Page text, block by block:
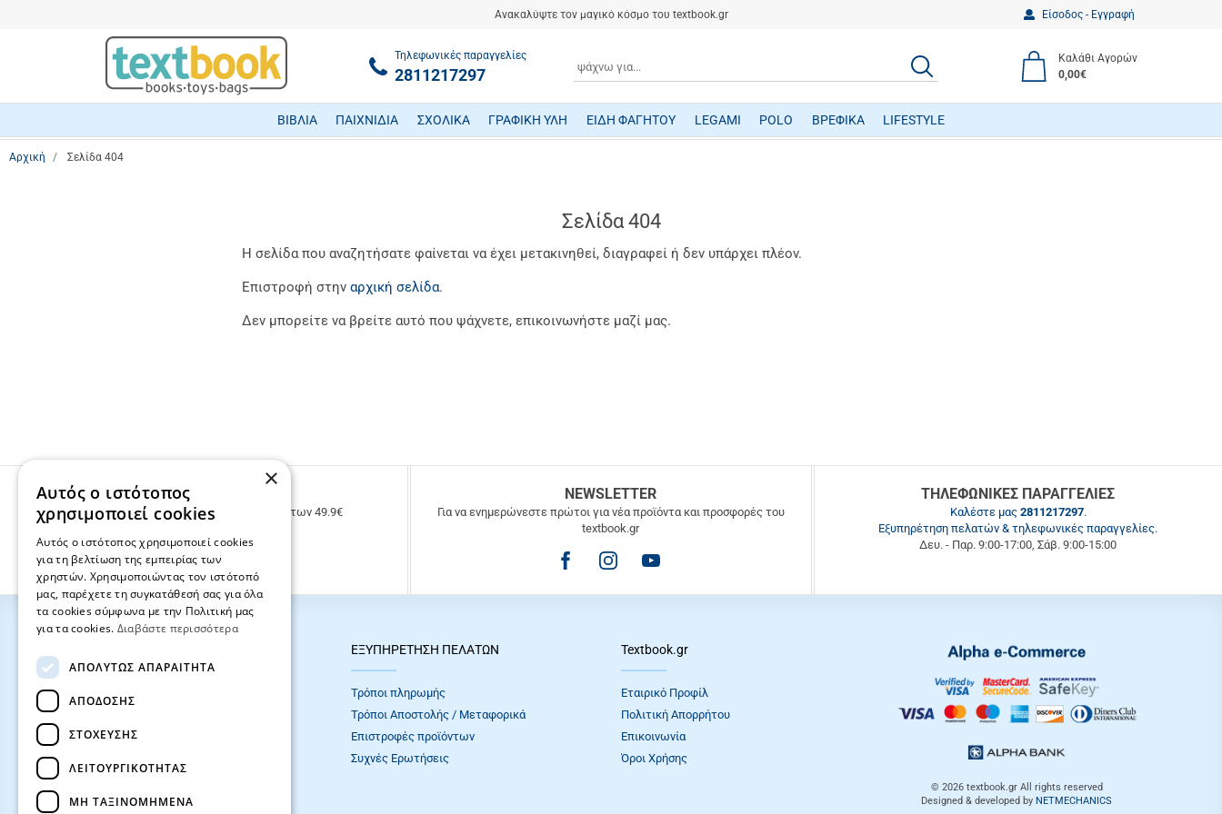
Ανακαλύψτε τον μαγικό κόσμο του textbook.gr Είσοδος - Εγγραφή
Τηλεφωνικές παραγγελίες
2811217297
ΑΝΑΖΗΤΗΣΗ
Καλάθι Αγορών
0,00€
ΒΙΒΛΙΑ ΠΑΙΧΝΙΔΙΑ ΣΧΟΛΙΚΑ ΓΡΑΦΙΚΗ ΥΛΗ ΕΙΔΗ ΦΑΓΗΤΟΥ LEGAMI POLO ΒΡΕΦΙΚΑ LIFESTYLE
Αρχική Σελίδα 404
Σελίδα 404
Η σελίδα που αναζητήσατε φαίνεται να έχει μετακινηθεί, διαγραφεί ή δεν υπάρχει πλέον.
Επιστροφή στην αρχική σελίδα.
Δεν μπορείτε να βρείτε αυτό που ψάχνετε, επικοινωνήστε μαζί μας.
ΔΩΡΕΑΝ ΜΕΤΑΦΟΡΙΚΑ
Δωρεάν μεταφορικά για παραγγελίες άνω των 49.9€
NEWSLETTER
Για να ενημερώνεστε πρώτοι για νέα προϊόντα και προσφορές του
textbook.gr
ΤΗΛΕΦΩΝΙΚΕΣ ΠΑΡΑΓΓΕΛΙΕΣ
Καλέστε μας 2811217297.
Εξυπηρέτηση πελατών & τηλεφωνικές παραγγελίες.
Δευ. - Παρ. 9:00-17:00, Σάβ. 9:00-15:00
ΕΞΥΠΗΡΕΤΗΣΗ ΠΕΛΑΤΩΝ
Τρόποι πληρωμής
Τρόποι Αποστολής / Μεταφορικά
Επιστροφές προϊόντων
Συχνές Eρωτήσεις
Textbook.gr
Εταιρικό Προφίλ
Πολιτική Απορρήτου
Επικοινωνία
Όροι Xρήσης
© 2026 textbook.grAll rights reserved
Designed & developed by NETMECHANICS
×
Αυτός ο ιστότοπος
χρησιμοποιεί cookies
Αυτός ο ιστότοπος χρησιμοποιεί cookies
για τη βελτίωση της εμπειρίας των
χρηστών. Χρησιμοποιώντας τον ιστότοπό
μας, παρέχετε τη συγκατάθεσή σας για όλα
τα cookies σύμφωνα με την Πολιτική μας
για τα cookies. Διαβάστε περισσότερα
ΑΠΟΛΎΤΩΣ ΑΠΑΡΑΊΤΗΤΑ
ΑΠΌΔΟΣΗΣ
ΣΤΌΧΕΥΣΗΣ
ΛΕΙΤΟΥΡΓΙΚΌΤΗΤΑΣ
ΜΗ ΤΑΞΙΝΟΜΗΜΈΝΑ